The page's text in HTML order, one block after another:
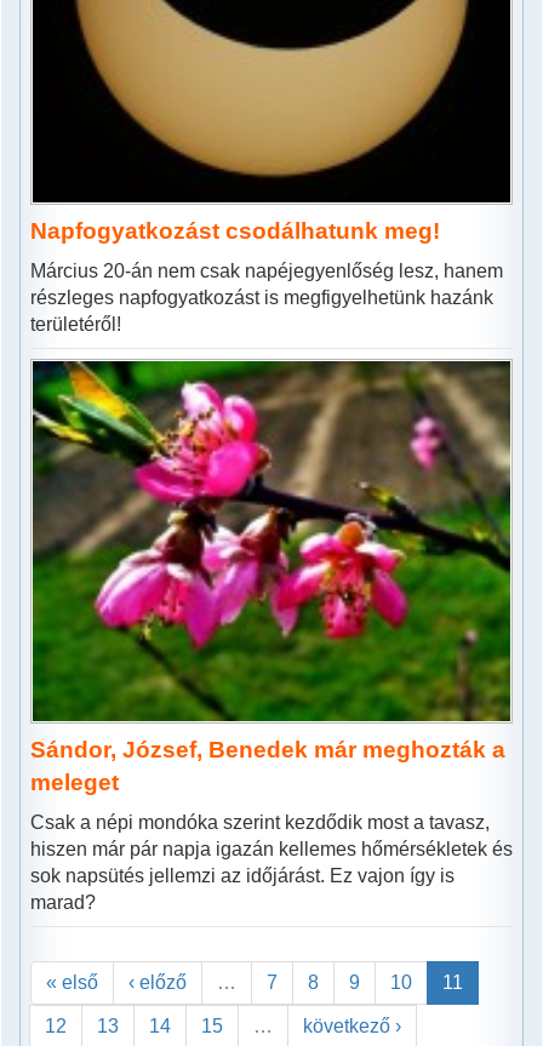
Napfogyatkozást csodálhatunk meg!
Március 20-án nem csak napéjegyenlőség lesz, hanem
részleges napfogyatkozást is megfigyelhetünk hazánk
területéről!
Sándor, József, Benedek már meghozták a
meleget
Csak a népi mondóka szerint kezdődik most a tavasz,
hiszen már pár napja igazán kellemes hőmérsékletek és
sok napsütés jellemzi az időjárást. Ez vajon így is
marad?
« első ‹ előző … 7 8 9 10 11
12 13 14 15 … következő ›